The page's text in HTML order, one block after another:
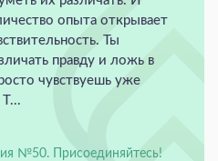
опыта открывает
Ты
правду и ложь в
чувствуешь уже
№50. Присоединяйтесь!